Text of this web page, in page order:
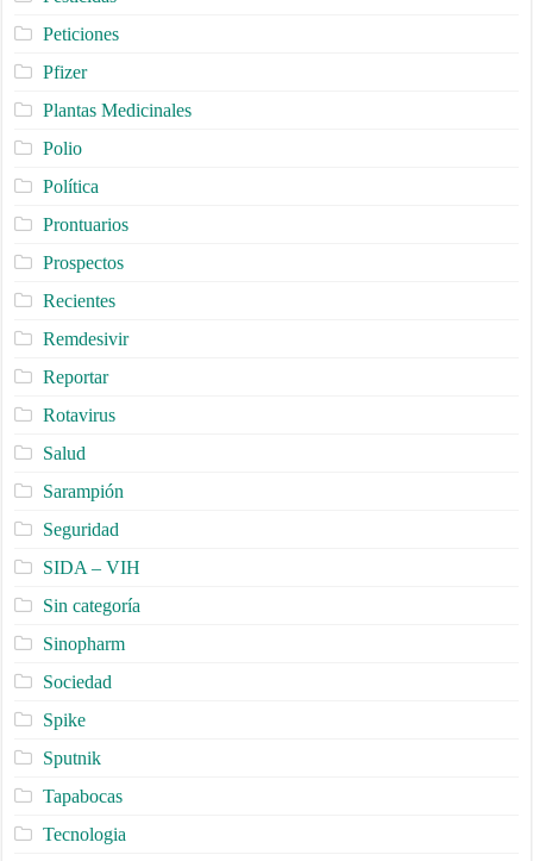
Peticiones
Pfizer
Plantas Medicinales
Polio
Política
Prontuarios
Prospectos
Recientes
Remdesivir
Reportar
Rotavirus
Salud
Sarampión
Seguridad
SIDA – VIH
Sin categoría
Sinopharm
Sociedad
Spike
Sputnik
Tapabocas
Tecnologia